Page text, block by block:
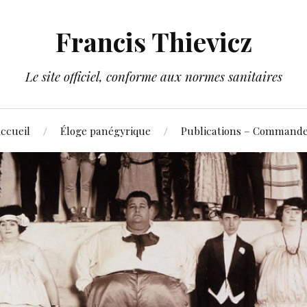
Francis Thievicz
Le site officiel, conforme aux normes sanitaires
Éloge panégyrique Publications –